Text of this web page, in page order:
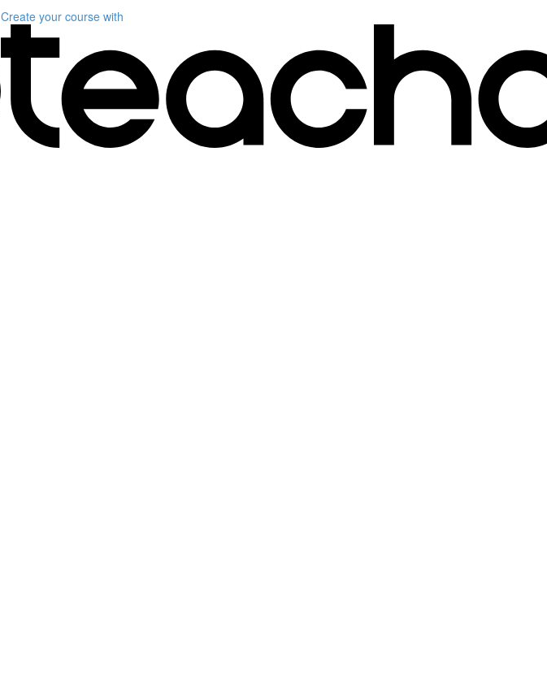
Create your course with